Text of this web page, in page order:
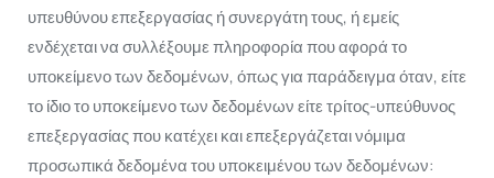
υπευθύνου επεξεργασίας ή συνεργάτη τους, ή εμείς
ενδέχεται να συλλέξουμε πληροφορία που αφορά το
υποκείμενο των δεδομένων, όπως για παράδειγμα όταν, είτε
το ίδιο το υποκείμενο των δεδομένων είτε τρίτος-υπεύθυνος
επεξεργασίας που κατέχει και επεξεργάζεται νόμιμα
προσωπικά δεδομένα του υποκειμένου των δεδομένων: